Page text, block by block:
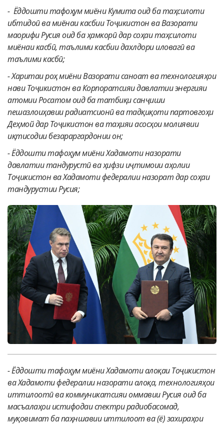
- Ёддошти тафоҳум миёни Кумита оид ба таҳсилоти
ибтидоӣ ва миёнаи касбии Тоҷикистон ва Вазорати
маорифи Русия оид ба ҳамкорӣ дар соҳаи таҳсилоти
миёнаи касбӣ, таълими касбии дахлдори иловагӣ ва
таълими касбӣ;
-Харитаи роҳ миёни Вазорати саноат ва технологияҳои
нави Тоҷикистон ва Корпоратсияи давлатии энергияи
атомии Росатом оид ба татбиқи санҷиши
пешазлоиҳавии радиатсионӣ ва тадқиқоти партовгоҳи
Деҳмой дар Тоҷикистон ва таҳияи асосҳои молиявии
иқтисодии безараргардонии он;
-Ёддошти тафоҳум миёни Хадамоти назорати
давлатии тандурустӣ ва ҳифзи иҷтимоии аҳолии
Тоҷикистон ва Хадамоти федералии назорат дар соҳаи
тандурустии Русия;
-Ёддошти тафоҳум миёни Хадамоти алоқаи Тоҷикистон
ва Хадамоти федералии назорати алоқа, технологияҳои
иттилоотӣ ва коммуникатсияи оммавии Русия оид ба
масъалаҳои истифодаи спектри радиобасомад,
муқовимат ба паҳншавии иттилоот ва (ё) захираҳои